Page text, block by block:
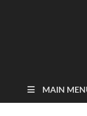
MAIN